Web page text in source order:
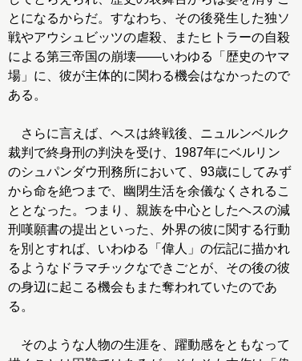
とになるからだ。すなわち、その後発生した独ソ
戦やアウシュビッツの虐殺、またヒトラーの自殺
による第三帝国の崩壊――いわゆる「歴史のヤマ
場」に、彼が主体的に関わる機会はなかったので
ある。
さらに言えば、ヘスは終戦後、ニュルンベルク
裁判で終身刑の判決を受け、1987年にベルリン
のシュパンダウ刑務所において、93歳にしてみず
から命を絶つまで、幽閉生活を余儀なくされるこ
ととなった。つまり、親族を中心としたヘスの減
刑嘆願書の提出といった、外界の彼に関する行動
を別とすれば、いわゆる「偉人」の伝記に描かれ
るようなドラマチックなできごとが、その後の彼
の身辺に起こる機会もまた奪われていたのであ
る。
そのような人物の生涯を、躍動感をともなって